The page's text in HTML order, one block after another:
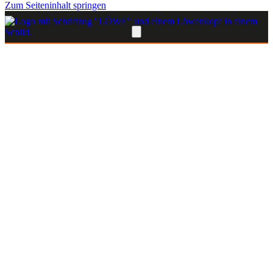
Zum Seiteninhalt springen